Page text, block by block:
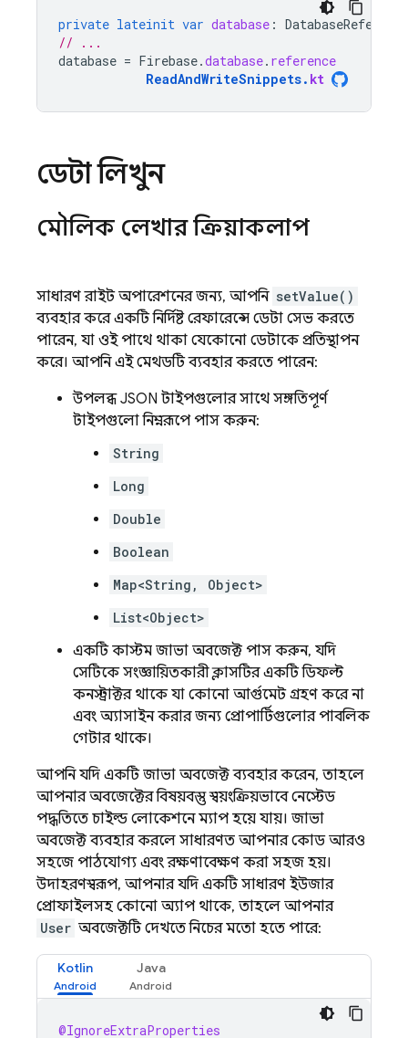
private lateinit var database : DatabaseReference
// ...
database = Firebase.database. reference
ReadAndWriteSnippets. kt
ডেটা লিখুন
মৌলিক লেখার ক্রিয়াকলাপ
সাধারণ রাইট অপারেশনের জন্য, আপনি setValue()
ব্যবহার করে একটি নির্দিষ্ট রেফারেন্সে ডেটা সেভ করতে
পারেন, যা ওই পাথে থাকা যেকোনো ডেটাকে প্রতিস্থাপন
করে। আপনি এই মেথডটি ব্যবহার করতে পারেন:
উপলব্ধ JSON টাইপগুলোর সাথে সঙ্গতিপূর্ণ
টাইপগুলো নিম্নরূপে পাস করুন:
String
Long
Double
Boolean
Map<String, Object>
List<Object>
একটি কাস্টম জাভা অবজেক্ট পাস করুন, যদি
সেটিকে সংজ্ঞায়িতকারী ক্লাসটির একটি ডিফল্ট
কনস্ট্রাক্টর থাকে যা কোনো আর্গুমেন্ট গ্রহণ করে না
এবং অ্যাসাইন করার জন্য প্রোপার্টিগুলোর পাবলিক
গেটার থাকে।
আপনি যদি একটি জাভা অবজেক্ট ব্যবহার করেন, তাহলে
আপনার অবজেক্টের বিষয়বস্তু স্বয়ংক্রিয়ভাবে নেস্টেড
পদ্ধতিতে চাইল্ড লোকেশনে ম্যাপ হয়ে যায়। জাভা
অবজেক্ট ব্যবহার করলে সাধারণত আপনার কোড আরও
সহজে পাঠযোগ্য এবং রক্ষণাবেক্ষণ করা সহজ হয়।
উদাহরণস্বরূপ, আপনার যদি একটি সাধারণ ইউজার
প্রোফাইলসহ কোনো অ্যাপ থাকে, তাহলে আপনার
User অবজেক্টটি দেখতে নিচের মতো হতে পারে:
Kotlin Java
@IgnoreExtraProperties